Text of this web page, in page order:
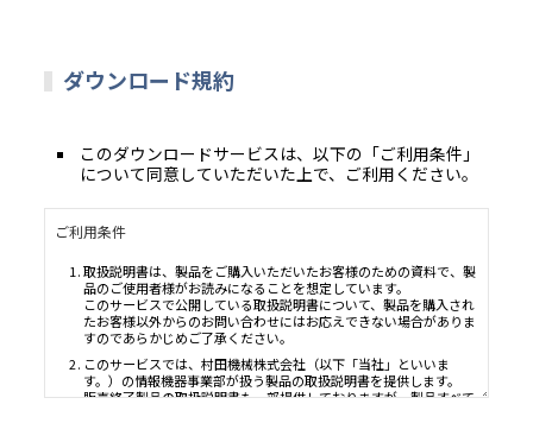
ダウンロード規約
このダウンロードサービスは、以下の「ご利用条件」
について同意していただいた上で、ご利用ください。